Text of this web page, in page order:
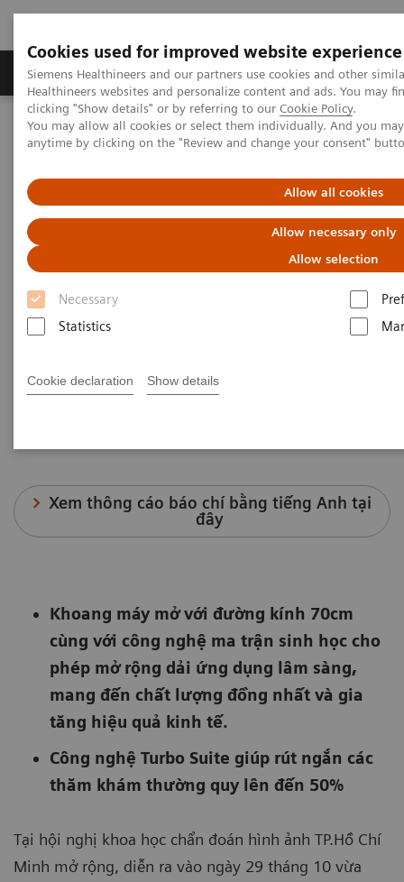
Cookies used for improved website experience
Siemens Healthineers and our partners use cookies and other
Healthineers websites and personalize content and ads. You may
clicking "Show details" or by referring to our Cookie Policy.
You may allow all cookies or select them individually. And you
anytime by clicking on the "Review and change your consent"
Allow all cookies
Allow necessary only
Allow selection
Necessary
Statistics
Cookie declaration Show details
Products & Services Support & Documentation
Home Press Room
Press Releases
Mở rộng khả năng tiếp cận công nghệ mới trong cộng hưởng từ tại
Mở rộng khả năng tiếp cận công
nghệ mới trong cộng hưởng từ
tại Việt Nam với hệ thống
MAGNETOM Altea
Xem thông cáo báo chí bằng tiếng Anh tại
đây
Khoang máy mở với đường kính 70cm
cùng với công nghệ ma trận sinh học cho
phép mở rộng dải ứng dụng lâm sàng,
mang đến chất lượng đồng nhất và gia
tăng hiệu quả kinh tế.
Công nghệ Turbo Suite giúp rút ngắn các
thăm khám thường quy lên đến 50%
Tại hội nghị khoa học chẩn đoán hình ảnh TP.Hồ Chí
Minh mở rộng, diễn ra vào ngày 29 tháng 10 vừa